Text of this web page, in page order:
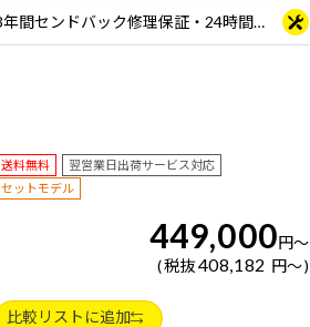
3年間センドバック修理保証・24時間×365日電話サポート
送料無料
翌営業日出荷サービス対応
セットモデル
449,000円～
税抜 408,182 円～
比較リストに追加